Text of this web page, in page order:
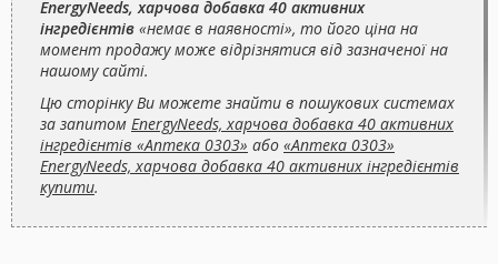
EnergyNeeds, харчова добавка 40 активних
інгредієнтів «немає в наявності», то його ціна на
момент продажу може відрізнятися від зазначеної на
нашому сайті.
Цю сторінку Ви можете знайти в пошукових системах
за запитом EnergyNeeds, харчова добавка 40 активних
інгредієнтів «Аптека 0303» або «Аптека 0303»
EnergyNeeds, харчова добавка 40 активних інгредієнтів
купити.